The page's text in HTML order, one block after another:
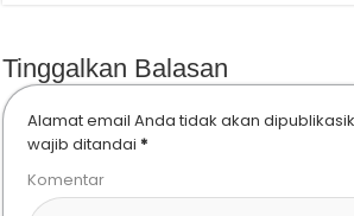
Tinggalkan Balasan
Alamat email Anda tidak akan
wajib ditandai *
Komentar